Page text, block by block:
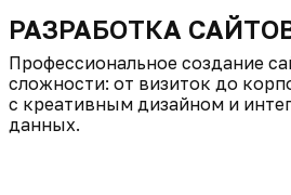
РАЗРАБОТКА
Профессиональное создание
сложности: от визиток до
с креативным дизайном и
данных.